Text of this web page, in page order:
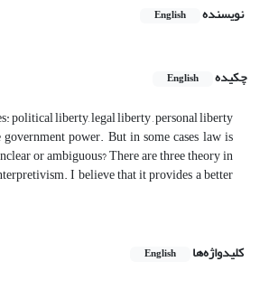
نویسنده English
چکیده
English
political liberty, legal liberty , personal liberty
power. But in some cases law is
or ambiguous? There are three theory in
I believe that it provides a better
کلیدواژه‌ها English